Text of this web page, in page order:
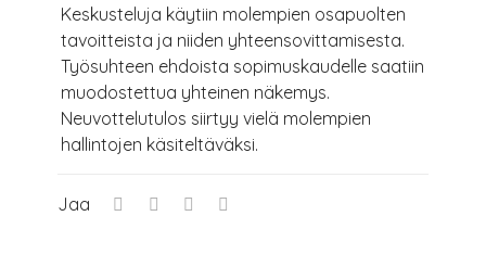
Keskusteluja käytiin molempien osapuolten
tavoitteista ja niiden yhteensovittamisesta.
Työsuhteen ehdoista sopimuskaudelle saatiin
muodostettua yhteinen näkemys.
Neuvottelutulos siirtyy vielä molempien
hallintojen käsiteltäväksi.
Jaa